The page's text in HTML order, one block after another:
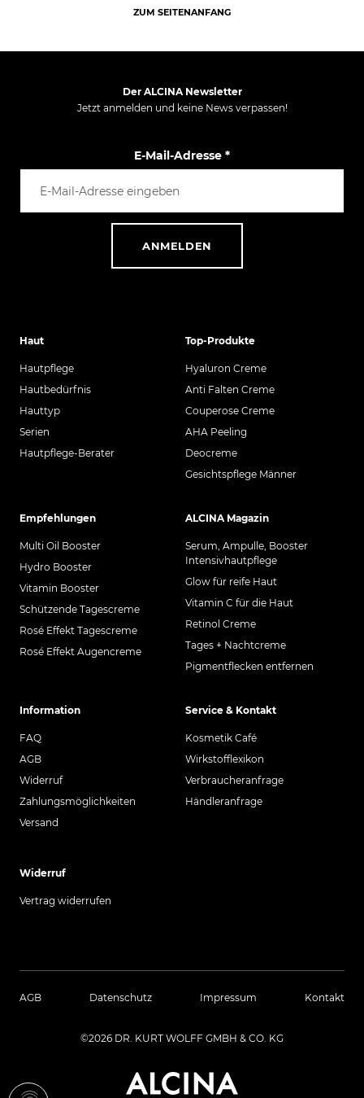
ZUM SEITENANFANG
Der ALCINA Newsletter
Jetzt anmelden und keine News verpassen!
E-Mail-Adresse *
ANMELDEN
Haut
Hautpflege
Hautbedürfnis
Hauttyp
Serien
Hautpflege-Berater
Top-Produkte
Hyaluron Creme
Anti Falten Creme
Couperose Creme
AHA Peeling
Deocreme
Gesichtspflege Männer
Empfehlungen
Multi Oil Booster
Hydro Booster
Vitamin Booster
Schützende Tagescreme
Rosé Effekt Tagescreme
Rosé Effekt Augencreme
ALCINA Magazin
Serum, Ampulle, Booster
Intensivhautpflege
Glow für reife Haut
Vitamin C für die Haut
Retinol Creme
Tages + Nachtcreme
Pigmentflecken entfernen
Information
FAQ
AGB
Widerruf
Zahlungsmöglichkeiten
Versand
Service & Kontakt
Kosmetik Café
Wirkstofflexikon
Verbraucheranfrage
Händleranfrage
Widerruf
Vertrag widerrufen
AGB Datenschutz Impressum Kontakt
©2026 DR. KURT WOLFF GMBH & CO. KG